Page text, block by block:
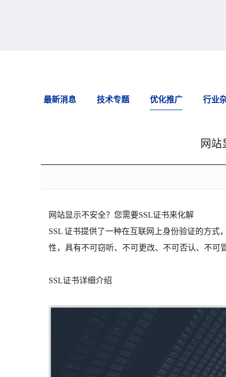
最新消息 技术专题 优化推广 行业
网站
网站显示不安全？您需要SSL证书来化解
SSL 证书提供了一种在互联网上身份验证的方
性，具有不可窃听、不可更改、不可否认、不可
SSL证书详细介绍